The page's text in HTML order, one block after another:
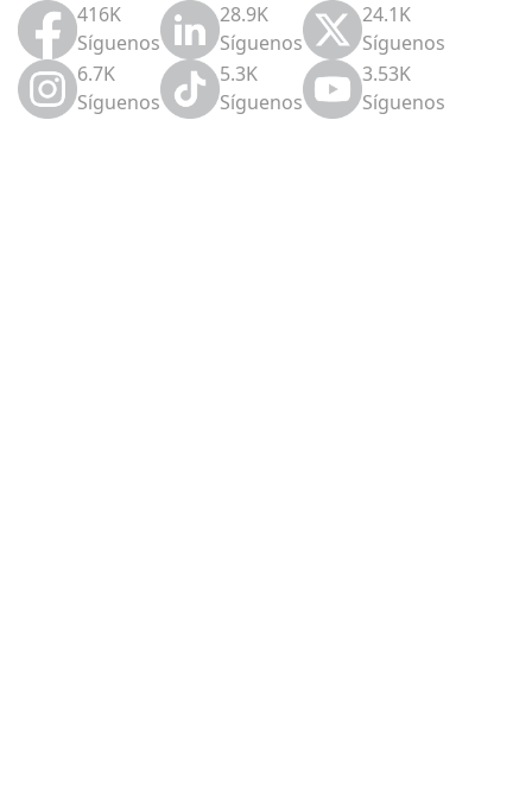
416K
Síguenos
28.9K
Síguenos
24.1K
Síguenos
6.7K
Síguenos
5.3K
Síguenos
3.53K
Síguenos